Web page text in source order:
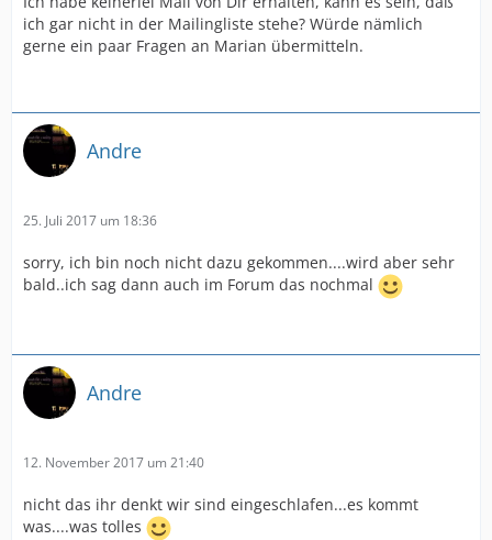
ich gar nicht in der Mailingliste stehe? Würde nämlich
gerne ein paar Fragen an Marian übermitteln.
Andre
25. Juli 2017 um 18:36
sorry, ich bin noch nicht dazu gekommen....wird aber sehr
bald..ich sag dann auch im Forum das nochmal
Andre
12. November 2017 um 21:40
nicht das ihr denkt wir sind eingeschlafen...es kommt
was....was tolles